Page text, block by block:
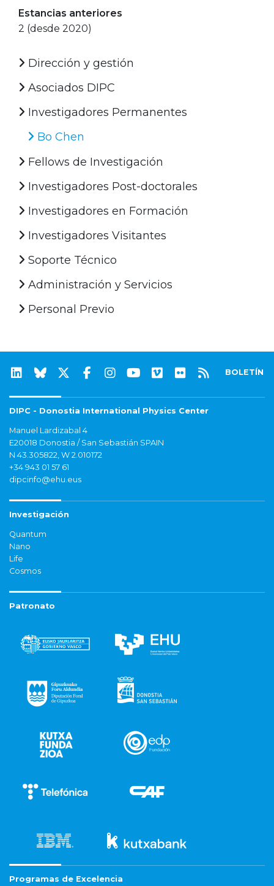
Estancias anteriores
2 (desde 2020)
Dirección y gestión
Asociados DIPC
Investigadores Permanentes
Bo Chen
Fellows de Investigación
Investigadores Post-doctorales
Investigadores en Formación
Investigadores Visitantes
Soporte Técnico
Administración y Servicios
Personal Previo
BOLETÍN
DIPC - Donostia International Physics Center
Manuel Lardizabal 4
E20018 Donostia / San Sebastián SPAIN
N 43.305822, W 2.010172
+34 943 01 57 61
dipcinfo@ehu.eus
Investigación
Quantum
Nano
Life
Cosmos
Patronato
Programas de Excelencia